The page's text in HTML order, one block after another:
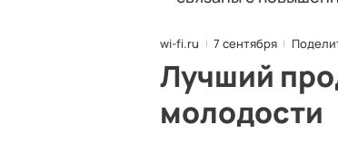
wi-fi.ru 7 сентября
Лучший
молодости